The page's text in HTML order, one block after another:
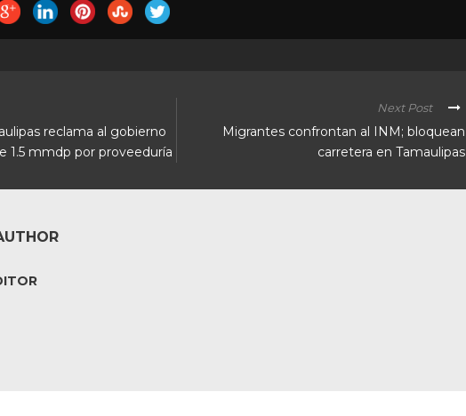
reclama al gobierno
1.5 mmdp por proveeduría
Next Post
Migrantes confrontan al INM; bloquean
carretera en Tamaulipas